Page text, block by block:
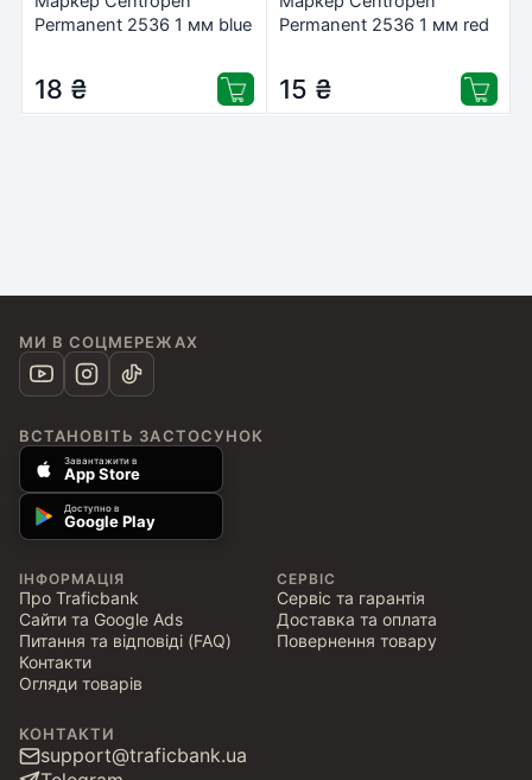
Permanent 2536 1 мм blue
18 ₴
Permanent 2536 1 мм red
15 ₴
МИ В СОЦМЕРЕЖАХ
ВСТАНОВІТЬ ЗАСТОСУНОК
Завантажити в
App Store
Доступно в
Google Play
ІНФОРМАЦІЯ
Про Traficbank
Сайти та Google Ads
Питання та відповіді (FAQ)
Контакти
Огляди товарів
СЕРВІС
Сервіс та гарантія
Доставка та оплата
Повернення товару
КОНТАКТИ
support@traficbank.ua